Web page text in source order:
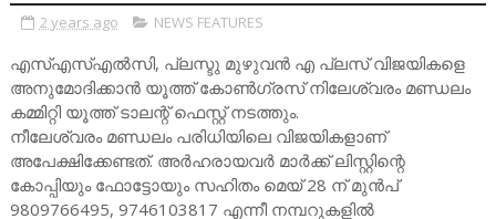
2 years ago NEWS FEATURES
എസ്എസ്എൽസി, പ്ലസ്ടു മുഴുവൻ എ പ്ലസ് വിജയികളെ
അനുമോദിക്കാൻ യൂത്ത് കോൺഗ്രസ് നിലേശ്വരം മണ്ഡലം
കമ്മിറ്റി യൂത്ത് ടാലന്റ് ഫെസ്റ്റ് നടത്തും.
നീലേശ്വരം മണ്ഡലം പരിധിയിലെ വിജയികളാണ്
അപേക്ഷിക്കേണ്ടത്. അർഹരായവർ മാർക്ക് ലിസ്റ്റിന്റെ
കോപ്പിയും ഫോട്ടോയും സഹിതം മെയ് 28 ന് മുൻപ്
9809766495, 9746103817 എന്നീ നമ്പറുകളിൽ